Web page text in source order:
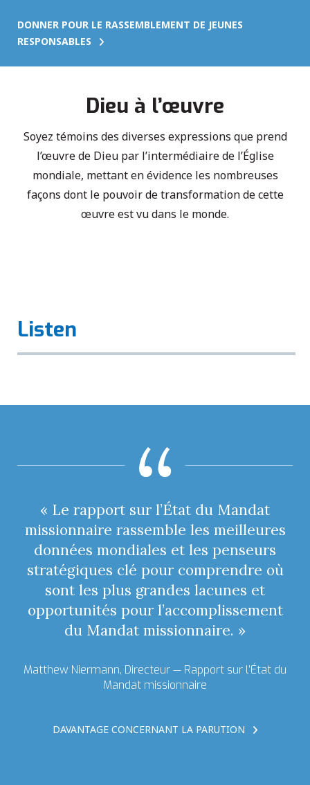
DONNER POUR LE RASSEMBLEMENT DE JEUNES
RESPONSABLES
Dieu à l’œuvre
Soyez témoins des diverses expressions que prend
l’œuvre de Dieu par l’intermédiaire de l’Église
mondiale, mettant en évidence les nombreuses
façons dont le pouvoir de transformation de cette
œuvre est vu dans le monde.
Listen
« Le rapport sur l’État du Mandat
missionnaire rassemble les meilleures
données mondiales et les penseurs
stratégiques clé pour comprendre où
sont les plus grandes lacunes et
opportunités pour l’accomplissement
du Mandat missionnaire. »
Matthew Niermann, Directeur — Rapport sur l’État du
Mandat missionnaire
DAVANTAGE CONCERNANT LA PARUTION